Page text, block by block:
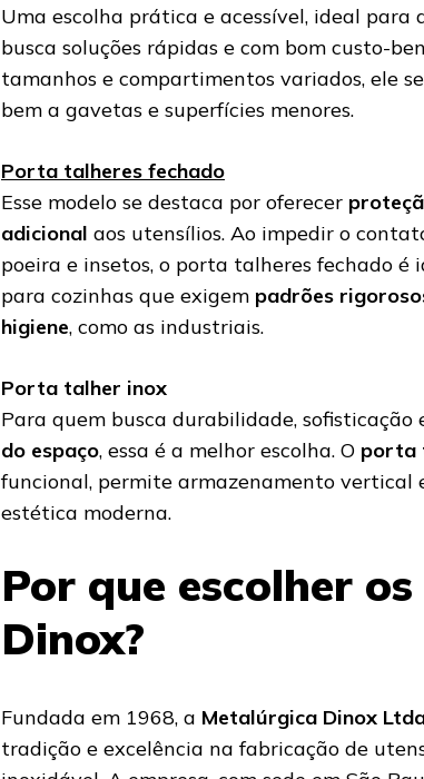
Uma escolha prática e acessível, ideal para
busca soluções rápidas e com bom custo-
tamanhos e compartimentos variados, ele
bem a gavetas e superfícies menores.
Porta talheres fechado
Esse modelo se destaca por oferecer
adicional aos utensílios. Ao impedir o
poeira e insetos, o porta talheres fechado é
para cozinhas que exigem padrões
higiene, como as industriais.
Porta talher inox
Para quem busca durabilidade, sofisticação
do espaço, essa é a melhor escolha. O porta
funcional, permite armazenamento vertical
estética moderna.
Por que escolher
Dinox?
Fundada em 1968, a Metalúrgica Dinox
tradição e excelência na fabricação de